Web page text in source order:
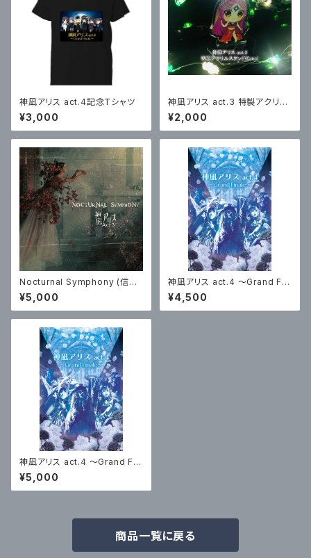
神凪アリス act.4記念Tシャツ
¥3,000
神凪アリス act.3 特製アクリル
スタンド(Fana)
¥2,000
Nocturnal Symphony (信者
盤)＊復刻版
¥5,000
神凪アリス act.4 ～Grand Fin
ale～(DVD)
¥4,500
神凪アリス act.4 ～Grand Fin
ale～(Blu-ray)
¥5,000
商品一覧に戻る